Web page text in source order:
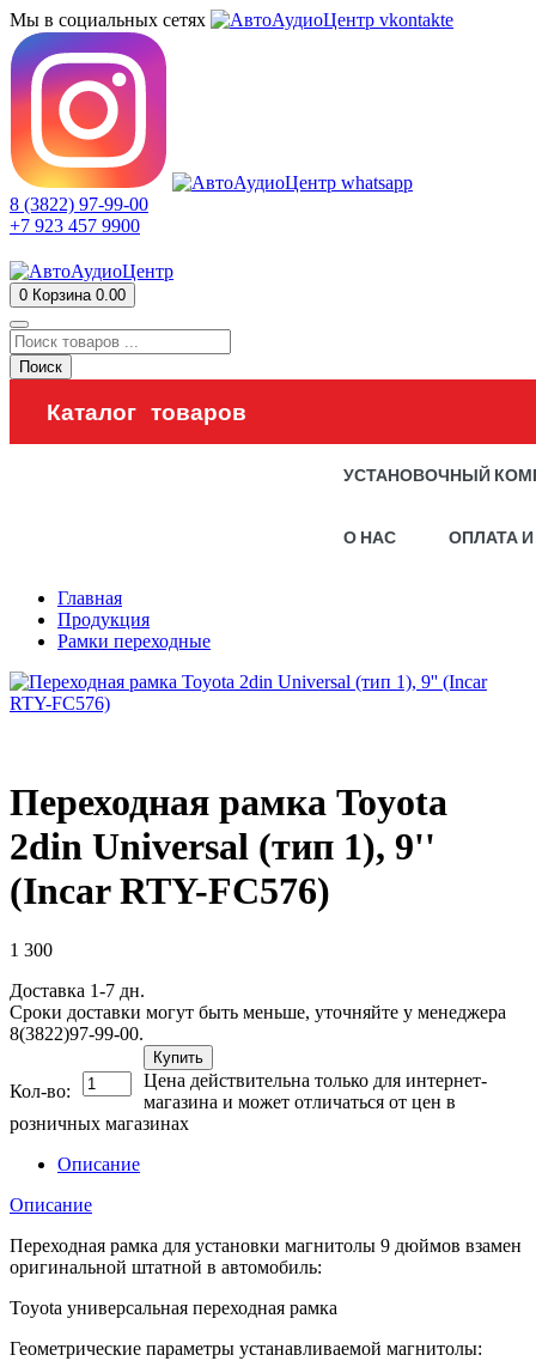
Мы в социальных сетях
8 (3822) 97-99-00
+7 923 457 9900
0 Корзина 0.00
Поиск
Каталог товаров
УСТАНОВОЧНЫЙ
О НАС ОПЛАТА
Главная
Продукция
Рамки переходные
Переходная рамка Toyota
2din Universal (тип 1), 9''
(Incar RTY-FC576)
1 300
Доставка 1-7 дн.
Сроки доставки могут быть меньше, уточняйте у менеджера
8(3822)97-99-00.
Кол-во:
Купить
Цена действительна только для интернет-
магазина и может отличаться от цен в
розничных магазинах
Описание
Описание
Переходная рамка для установки магнитолы 9 дюймов взамен
оригинальной штатной в автомобиль:
Toyota универсальная переходная рамка
Геометрические параметры устанавливаемой магнитолы: